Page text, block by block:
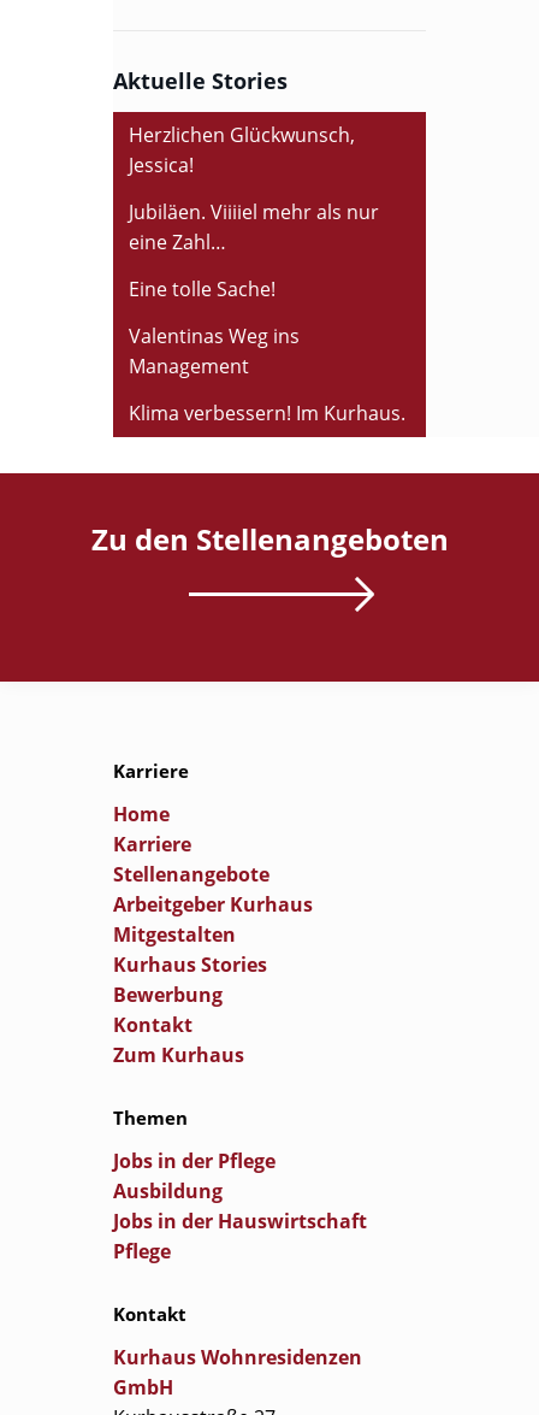
Aktuelle Stories
Herzlichen Glückwunsch,
Jessica!
Jubiläen. Viiiiel mehr als nur
eine Zahl…
Eine tolle Sache!
Valentinas Weg ins
Management
Klima verbessern! Im Kurhaus.
Zu den Stellenangeboten
Karriere
Home
Karriere
Stellenangebote
Arbeitgeber Kurhaus
Mitgestalten
Kurhaus Stories
Bewerbung
Kontakt
Zum Kurhaus
Themen
Jobs in der Pflege
Ausbildung
Jobs in der Hauswirtschaft
Pflege
Kontakt
Kurhaus Wohnresidenzen
GmbH